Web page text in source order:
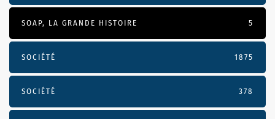
SOAP, LA GRANDE HISTOIRE 5
SOCIÉTÉ 1875
SOCIÉTÉ 378